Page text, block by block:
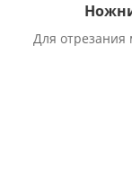
Для отрезания